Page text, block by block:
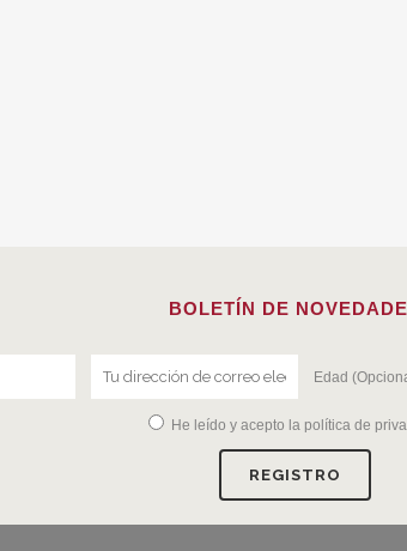
BOLETÍN DE
Edad
He leído y acepto la política de